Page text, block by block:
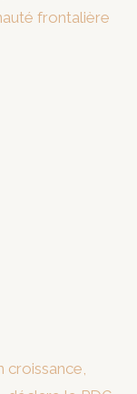
frontalière
croissance,